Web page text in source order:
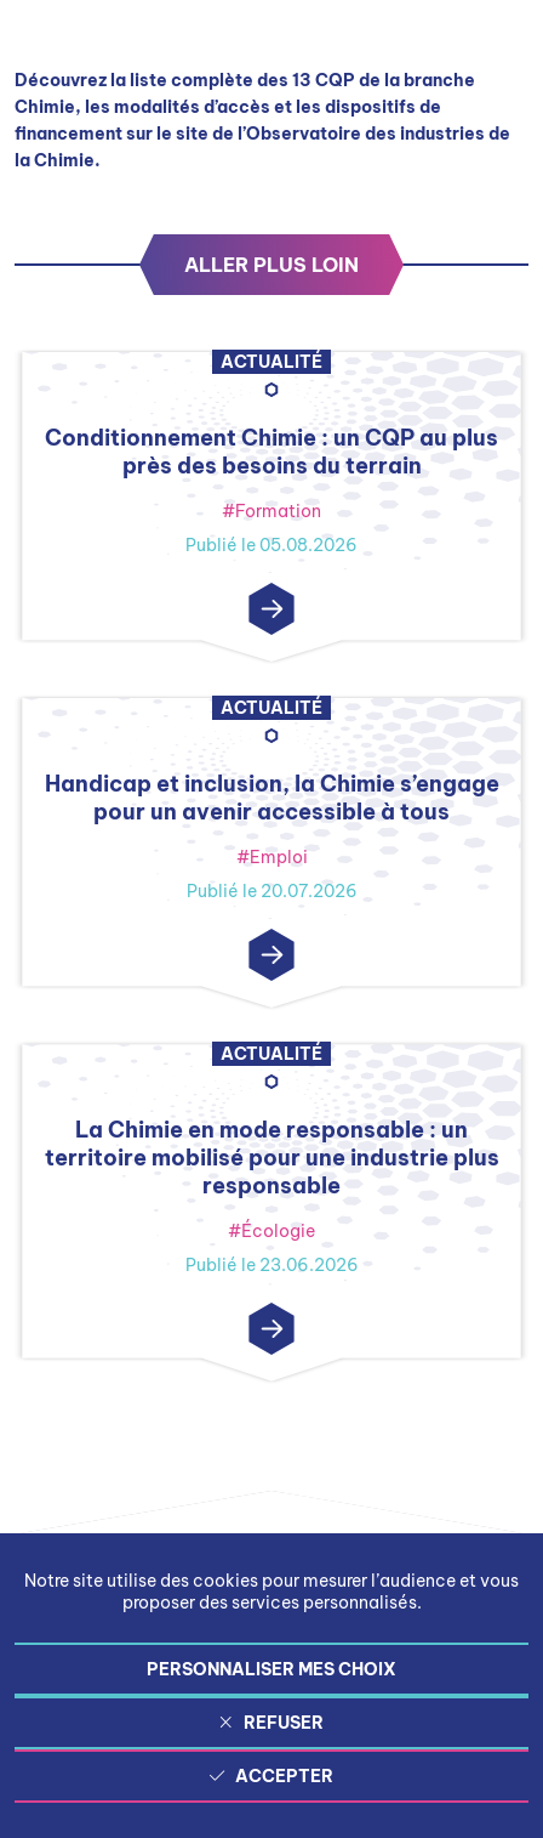
Découvrez la liste complète des 13 CQP de la branche
Chimie, les modalités d’accès et les dispositifs de
financement sur le site de l’Observatoire des industries de
la Chimie.
ALLER PLUS LOIN
ACTUALITÉ
Conditionnement Chimie : un CQP au plus
près des besoins du terrain
#Formation
Publié le 05.08.2026
ACTUALITÉ
Handicap et inclusion, la Chimie s’engage
pour un avenir accessible à tous
#Emploi
Publié le 20.07.2026
ACTUALITÉ
La Chimie en mode responsable : un
territoire mobilisé pour une industrie plus
responsable
#Écologie
Publié le 23.06.2026
Notre site utilise des cookies pour mesurer l’audience et vous
proposer des services personnalisés.
PERSONNALISER MES CHOIX
REFUSER
ACCEPTER
Gestion des cookies
Mentions légales